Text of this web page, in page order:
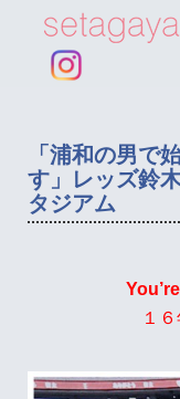
「浦和の男で
す」レッズ鈴
タジアム
１